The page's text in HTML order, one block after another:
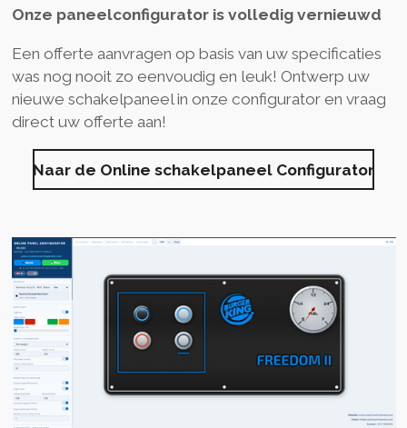
Onze paneelconfigurator is volledig vernieuwd
Een offerte aanvragen op basis van uw specificaties
was nog nooit zo eenvoudig en leuk! Ontwerp uw
nieuwe schakelpaneel in onze configurator en vraag
direct uw offerte aan!
Naar de Online schakelpaneel Configurator